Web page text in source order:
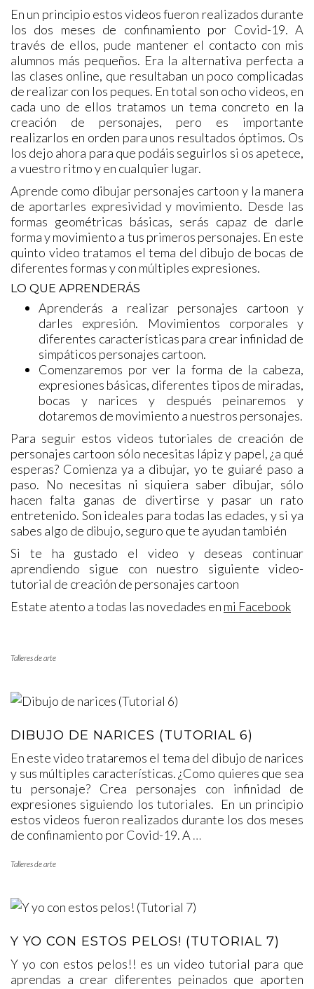
En un principio estos videos fueron realizados durante
los dos meses de confinamiento por Covid-19. A
través de ellos, pude mantener el contacto con mis
alumnos más pequeños. Era la alternativa perfecta a
las clases online, que resultaban un poco complicadas
de realizar con los peques. En total son ocho videos, en
cada uno de ellos tratamos un tema concreto en la
creación de personajes, pero es importante
realizarlos en orden para unos resultados óptimos. Os
los dejo ahora para que podáis seguirlos si os apetece,
a vuestro ritmo y en cualquier lugar.
Aprende como dibujar personajes cartoon y la manera
de aportarles expresividad y movimiento. Desde las
formas geométricas básicas, serás capaz de darle
forma y movimiento a tus primeros personajes. En este
quinto video tratamos el tema del dibujo de bocas de
diferentes formas y con múltiples expresiones.
LO QUE APRENDERÁS
Aprenderás a realizar personajes cartoon y
darles expresión. Movimientos corporales y
diferentes características para crear infinidad de
simpáticos personajes cartoon.
Comenzaremos por ver la forma de la cabeza,
expresiones básicas, diferentes tipos de miradas,
bocas y narices y después peinaremos y
dotaremos de movimiento a nuestros personajes.
Para seguir estos videos tutoriales de creación de
personajes cartoon sólo necesitas lápiz y papel, ¿a qué
esperas? Comienza ya a dibujar, yo te guiaré paso a
paso. No necesitas ni siquiera saber dibujar, sólo
hacen falta ganas de divertirse y pasar un rato
entretenido. Son ideales para todas las edades, y si ya
sabes algo de dibujo, seguro que te ayudan también
Si te ha gustado el video y deseas continuar
aprendiendo sigue con nuestro siguiente video-
tutorial de creación de personajes cartoon
Estate atento a todas las novedades en mi Facebook
Talleres de arte
DIBUJO DE NARICES (TUTORIAL 6)
En este video trataremos el tema del dibujo de narices
y sus múltiples características. ¿Como quieres que sea
tu personaje? Crea personajes con infinidad de
expresiones siguiendo los tutoriales. En un principio
estos videos fueron realizados durante los dos meses
de confinamiento por Covid-19. A …
Talleres de arte
Y YO CON ESTOS PELOS! (TUTORIAL 7)
Y yo con estos pelos!! es un video tutorial para que
aprendas a crear diferentes peinados que aporten